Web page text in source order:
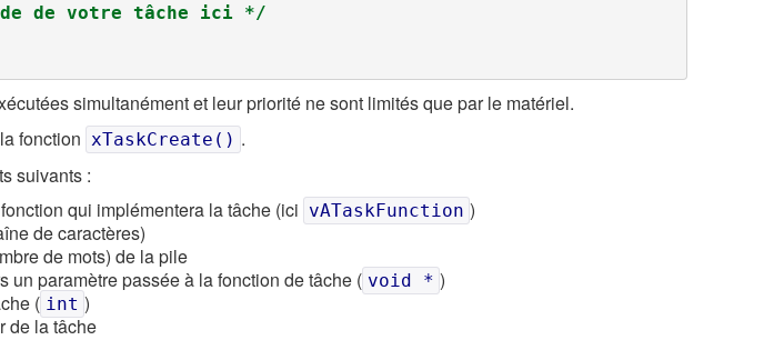
de votre tâche ici */
simultanément et leur priorité ne sont limités que par le matériel.
fonction xTaskCreate() .
suivants :
qui implémentera la tâche (ici vATaskFunction )
de caractères)
de mots) de la pile
un paramètre passée à la fonction de tâche ( void * )
( int )
de la tâche